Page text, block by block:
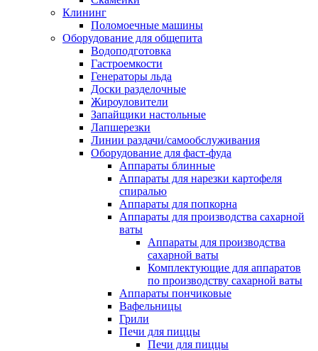
Клининг
Поломоечные машины
Оборудование для общепита
Водоподготовка
Гастроемкости
Генераторы льда
Доски разделочные
Жироуловители
Запайщики настольные
Лапшерезки
Линии раздачи/самообслуживания
Оборудование для фаст-фуда
Аппараты блинные
Аппараты для нарезки картофеля
спиралью
Аппараты для попкорна
Аппараты для производства сахарной
ваты
Аппараты для производства
сахарной ваты
Комплектующие для аппаратов
по производству сахарной ваты
Аппараты пончиковые
Вафельницы
Грили
Печи для пиццы
Печи для пиццы